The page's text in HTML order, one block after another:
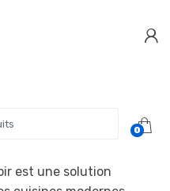
0
est une solution